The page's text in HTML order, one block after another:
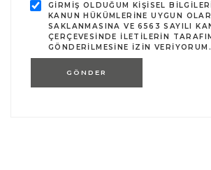
GIRMIŞ OLDUĞUM KIŞISEL
KANUN HÜKÜMLERINE UYGUN
SAKLANMASINA VE 6563 SAYILI
ÇERÇEVESINDE ILETILERIN
GÖNDERILMESINE IZIN VERIYORUM.
GÖNDER